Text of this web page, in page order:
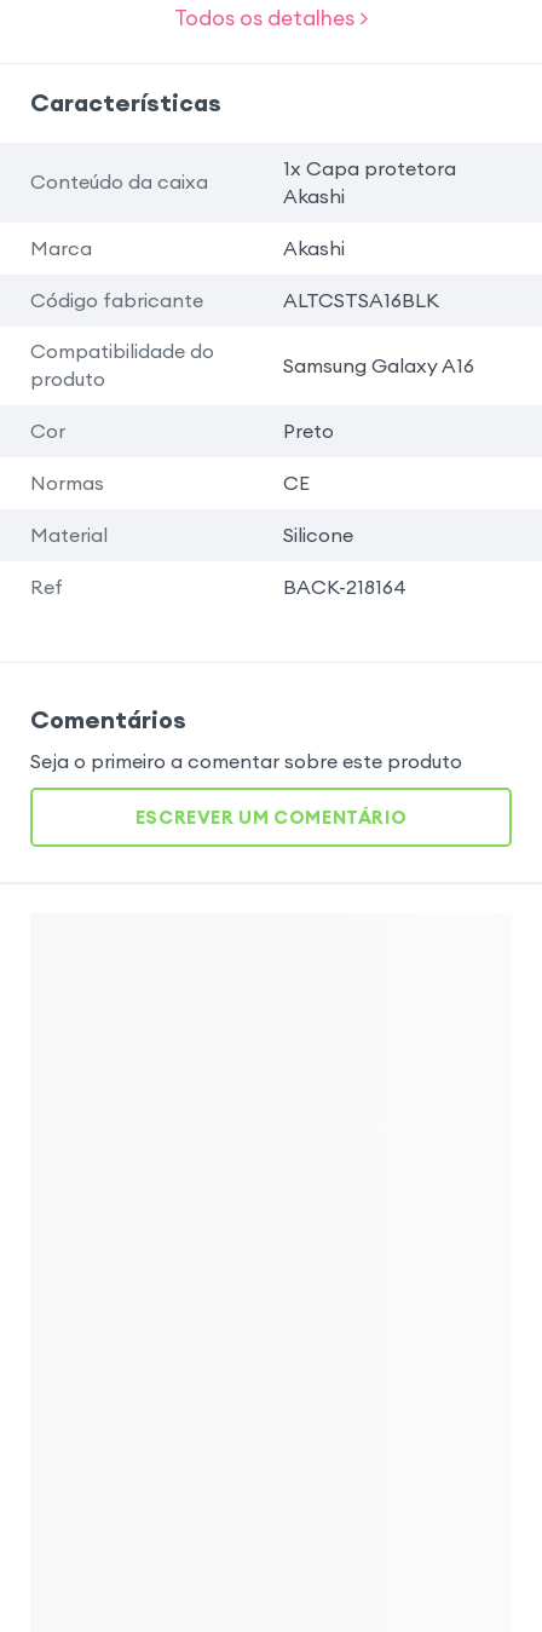
Todos os detalhes >
Características
Conteúdo da caixa
1x Capa protetora
Akashi
Marca Akashi
Código fabricante ALTCSTSA16BLK
Compatibilidade do
produto
Samsung Galaxy A16
Cor Preto
Normas CE
Material Silicone
Ref BACK-218164
Comentários
Seja o primeiro a comentar sobre este produto
ESCREVER UM COMENTÁRIO